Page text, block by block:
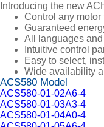
Introducing the new
Control any
Guaranteed
All languages
Intuitive control
Easy to select,
Wide availability
ACS580 Model
ACS580-01-02A6-4
ACS580-01-03A3-4
ACS580-01-04A0-4